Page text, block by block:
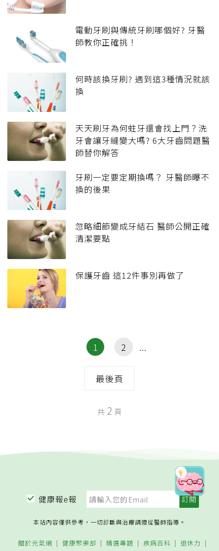
電動牙刷與傳統牙刷哪個好? 牙醫
師教你正確挑！
何時該換牙刷? 遇到這3種情況就該
換
天天刷牙為何蛀牙還會找上門？洗
牙會讓牙縫變大嗎? 6大牙齒問題醫
師替你解答
牙刷一定要定期換嗎？ 牙醫師曝不
換的後果
忽略細節變成牙結石 醫師公開正確
清潔要點
保護牙齒 這12件事別再做了
1 2
最後頁
共 2 頁
健康報e報
本站內容僅供參考，一切診斷與治療請遵從醫師指導。
關於元氣網 健康聚樂部 精選專題 疾病百科 退休力